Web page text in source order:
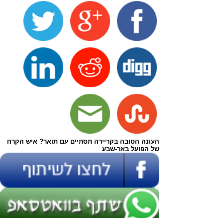
העונה הטובה בקריירה תסתיים עם תואר? איש הקרח
של הפועל באר-שבע